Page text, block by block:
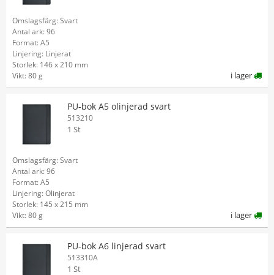
Omslagsfärg: Svart
Antal ark: 96
Format: A5
Linjering: Linjerat
Storlek: 146 x 210 mm
Vikt: 80 g
i lager
PU-bok A5 olinjerad svart
513210
1 St
Omslagsfärg: Svart
Antal ark: 96
Format: A5
Linjering: Olinjerat
Storlek: 145 x 215 mm
Vikt: 80 g
i lager
PU-bok A6 linjerad svart
513310A
1 St